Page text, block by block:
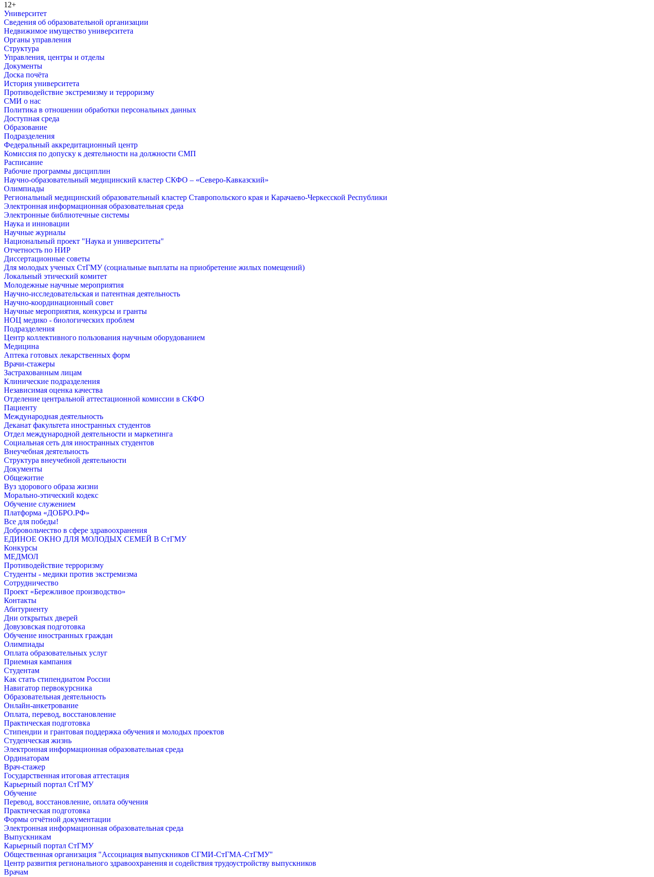
12+
Университет
Сведения об образовательной организации
Недвижимое имущество университета
Органы управления
Структура
Управления, центры и отделы
Документы
Доска почёта
История университета
Противодействие экстремизму и терроризму
СМИ о нас
Политика в отношении обработки персональных данных
Доступная среда
Образование
Подразделения
Федеральный аккредитационный центр
Комиссия по допуску к деятельности на должности СМП
Расписание
Рабочие программы дисциплин
Научно-образовательный медицинский кластер СКФО – «Северо-Кавказский»
Олимпиады
Региональный медицинский образовательный кластер Ставропольского края и Карачаево-Черкесской Республики
Электронная информационная образовательная среда
Электронные библиотечные системы
Наука и инновации
Научные журналы
Национальный проект "Наука и университеты"
Отчетность по НИР
Диссертационные советы
Для молодых ученых СтГМУ (социальные выплаты на приобретение жилых помещений)
Локальный этический комитет
Молодежные научные мероприятия
Научно-исследовательская и патентная деятельность
Научно-координационный совет
Научные мероприятия, конкурсы и гранты
НОЦ медико - биологических проблем
Подразделения
Центр коллективного пользования научным оборудованием
Медицина
Аптека готовых лекарственных форм
Врачи-стажеры
Застрахованным лицам
Клинические подразделения
Независимая оценка качества
Отделение центральной аттестационной комиссии в СКФО
Пациенту
Международная деятельность
Деканат факультета иностранных студентов
Отдел международной деятельности и маркетинга
Социальная сеть для иностранных студентов
Внеучебная деятельность
Структура внеучебной деятельности
Документы
Общежитие
Вуз здорового образа жизни
Морально-этический кодекс
Обучение служением
Платформа «ДОБРО.РФ»
Все для победы!
Добровольчество в сфере здравоохранения
ЕДИНОЕ ОКНО ДЛЯ МОЛОДЫХ СЕМЕЙ В СтГМУ
Конкурсы
МЕДМОЛ
Противодействие терроризму
Студенты - медики против экстремизма
Сотрудничество
Проект «Бережливое производство»
Контакты
Абитуриенту
Дни открытых дверей
Довузовская подготовка
Обучение иностранных граждан
Олимпиады
Оплата образовательных услуг
Приемная кампания
Студентам
Как стать стипендиатом России
Навигатор первокурсника
Образовательная деятельность
Онлайн-анкетрование
Оплата, перевод, восстановление
Практическая подготовка
Стипендии и грантовая поддержка обучения и молодых проектов
Студенческая жизнь
Электронная информационная образовательная среда
Ординаторам
Врач-стажер
Государственная итоговая аттестация
Карьерный портал СтГМУ
Обучение
Перевод, восстановление, оплата обучения
Практическая подготовка
Формы отчётной документации
Электронная информационная образовательная среда
Выпускникам
Карьерный портал СтГМУ
Общественная организация "Ассоциация выпускников СГМИ-СтГМА-СтГМУ"
Центр развития регионального здравоохранения и содействия трудоустройству выпускников
Врачам